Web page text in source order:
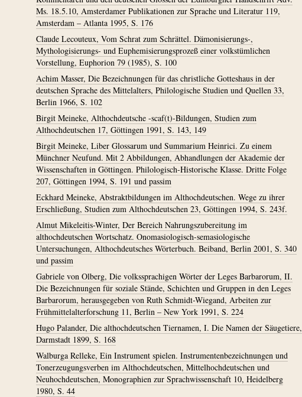
Ms. 18.5.10, Amsterdamer Publikationen zur Sprache und Literatur 119,
Amsterdam – Atlanta 1995, S. 176
Claude Lecouteux, Vom Schrat zum Schrättel. Dämonisierungs-,
Mythologisierungs- und Euphemisierungsprozeß einer volkstümlichen
Vorstellung, Euphorion 79 (1985), S. 100
Achim Masser, Die Bezeichnungen für das christliche Gotteshaus in der
deutschen Sprache des Mittelalters, Philologische Studien und Quellen 33,
Berlin 1966, S. 102
Birgit Meineke, Althochdeutsche -scaf(t)-Bildungen, Studien zum
Althochdeutschen 17, Göttingen 1991, S. 143, 149
Birgit Meineke, Liber Glossarum und Summarium Heinrici. Zu einem
Münchner Neufund. Mit 2 Abbildungen, Abhandlungen der Akademie der
Wissenschaften in Göttingen. Philologisch-Historische Klasse. Dritte Folge
207, Göttingen 1994, S. 191 und passim
Eckhard Meineke, Abstraktbildungen im Althochdeutschen. Wege zu ihrer
Erschließung, Studien zum Althochdeutschen 23, Göttingen 1994, S. 243f.
Almut Mikeleitis-Winter, Der Bereich Nahrungszubereitung im
althochdeutschen Wortschatz. Onomasiologisch-semasiologische
Untersuchungen, Althochdeutsches Wörterbuch. Beiband, Berlin 2001, S. 340
und passim
Gabriele von Olberg, Die volkssprachigen Wörter der Leges Barbarorum, II.
Die Bezeichnungen für soziale Stände, Schichten und Gruppen in den Leges
Barbarorum, herausgegeben von Ruth Schmidt-Wiegand, Arbeiten zur
Frühmittelalterforschung 11, Berlin – New York 1991, S. 224
Hugo Palander, Die althochdeutschen Tiernamen, I. Die Namen der Säugetiere,
Darmstadt 1899, S. 168
Walburga Relleke, Ein Instrument spielen. Instrumentenbezeichnungen und
Tonerzeugungsverben im Althochdeutschen, Mittelhochdeutschen und
Neuhochdeutschen, Monographien zur Sprachwissenschaft 10, Heidelberg
1980, S. 44